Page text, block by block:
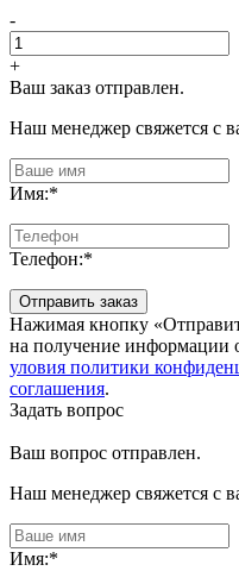
-
+
Ваш заказ отправлен.
Наш менеджер свяжется с
Имя:*
Телефон:*
Отправить заказ
Нажимая кнопку
на получение информации
уловия политики
соглашения.
Задать вопрос
Ваш вопрос отправлен.
Наш менеджер свяжется с
Имя:*